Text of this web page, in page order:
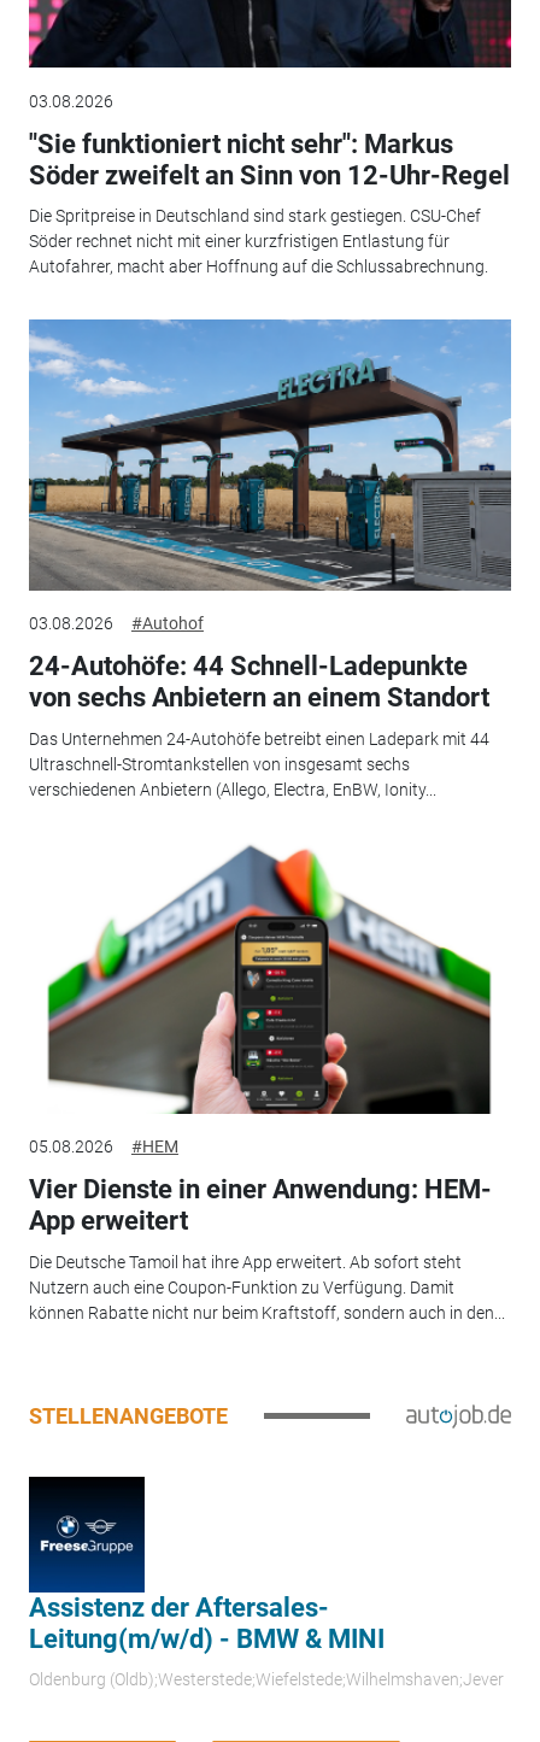
03.08.2026
"Sie funktioniert nicht sehr": Markus
Söder zweifelt an Sinn von 12-Uhr-Regel
Die Spritpreise in Deutschland sind stark gestiegen. CSU-Chef
Söder rechnet nicht mit einer kurzfristigen Entlastung für
Autofahrer, macht aber Hoffnung auf die Schlussabrechnung.
03.08.2026 #Autohof
24-Autohöfe: 44 Schnell-Ladepunkte
von sechs Anbietern an einem Standort
Das Unternehmen 24-Autohöfe betreibt einen Ladepark mit 44
Ultraschnell-Stromtankstellen von insgesamt sechs
verschiedenen Anbietern (Allego, Electra, EnBW, Ionity...
05.08.2026 #HEM
Vier Dienste in einer Anwendung: HEM-
App erweitert
Die Deutsche Tamoil hat ihre App erweitert. Ab sofort steht
Nutzern auch eine Coupon-Funktion zu Verfügung. Damit
können Rabatte nicht nur beim Kraftstoff, sondern auch in den...
STELLENANGEBOTE
Assistenz der Aftersales-
Leitung(m/w/d) - BMW & MINI
Oldenburg (Oldb);Westerstede;Wiefelstede;Wilhelmshaven;Jever